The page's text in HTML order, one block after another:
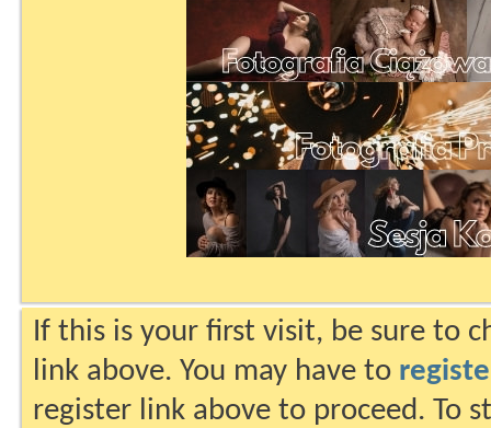
If this is your first visit, be sure to
link above. You may have to
register link above to proceed. To